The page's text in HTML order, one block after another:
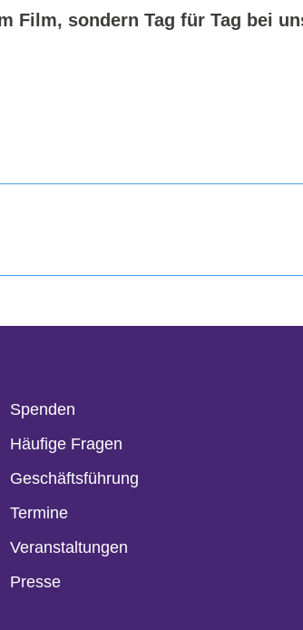
Film, sondern Tag für Tag bei
Spenden
Häufige Fragen
Geschäftsführung
Termine
Veranstaltungen
Presse